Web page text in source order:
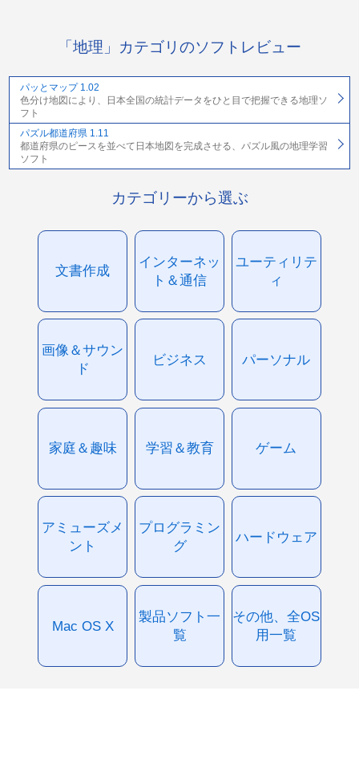
「地理」カテゴリのソフトレビュー
パッとマップ 1.02
色分け地図により、日本全国の統計データをひと目で把握できる地理ソ
フト
パズル都道府県 1.11
都道府県のピースを並べて日本地図を完成させる、パズル風の地理学習
ソフト
カテゴリーから選ぶ
文書作成
インターネッ
ト＆通信
ユーティリテ
ィ
画像＆サウン
ド
ビジネス パーソナル
家庭＆趣味 学習＆教育 ゲーム
アミューズメ
ント
プログラミン
グ
ハードウェア
Mac OS X
製品ソフト一
覧
その他、全OS
用一覧